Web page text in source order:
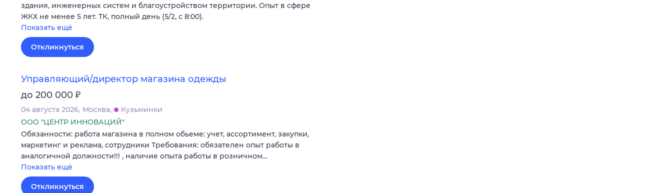
здания, инженерных систем и благоустройством территории. Опыт в сфере
ЖКХ не менее 5 лет. ТК, полный день (5/2, с 8:00).
Показать ещё
Откликнуться
Управляющий/директор магазина одежды
до 200 000 ₽
04 августа 2026 Москва
Кузьминки
ООО "ЦЕНТР ИННОВАЦИЙ"
Обязанности: работа магазина в полном обьеме: учет, ассортимент, закупки,
маркетинг и реклама, сотрудники Требования: обязателен опыт работы в
аналогичной должности!!! , наличие опыта работы в розничном…
Показать ещё
Откликнуться